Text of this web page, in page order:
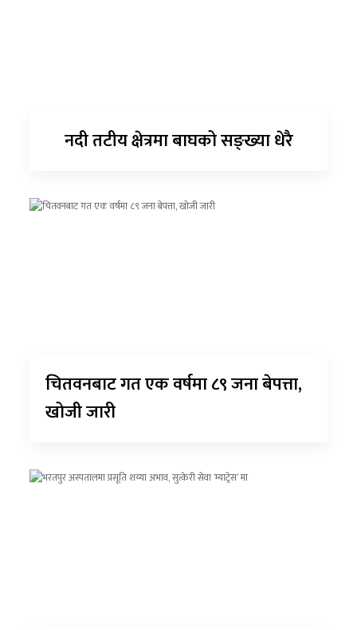
नदी तटीय क्षेत्रमा बाघको सङ्ख्या धेरै
चितवनबाट गत एक वर्षमा ८९ जना बेपत्ता,
खोजी जारी